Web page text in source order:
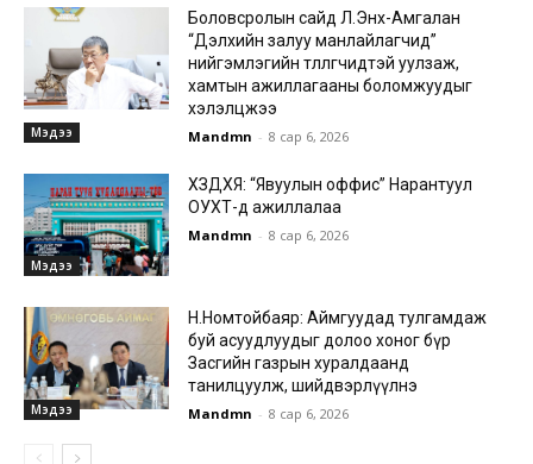
Мэдээ
Боловсролын сайд Л.Энх-Амгалан
“Дэлхийн залуу манлайлагчид”
нийгэмлэгийн төлөөлөгчидтэй уулзаж,
хамтын ажиллагааны боломжуудыг
хэлэлцжээ
Mandmn - 8 сар 6, 2026
Мэдээ
ХЗДХЯ: “Явуулын оффис” Нарантуул
ОУХТ-д ажиллалаа
Mandmn - 8 сар 6, 2026
Мэдээ
Н.Номтойбаяр: Аймгуудад тулгамдаж
буй асуудлуудыг долоо хоног бүр
Засгийн газрын хуралдаанд
танилцуулж, шийдвэрлүүлнэ
Mandmn - 8 сар 6, 2026